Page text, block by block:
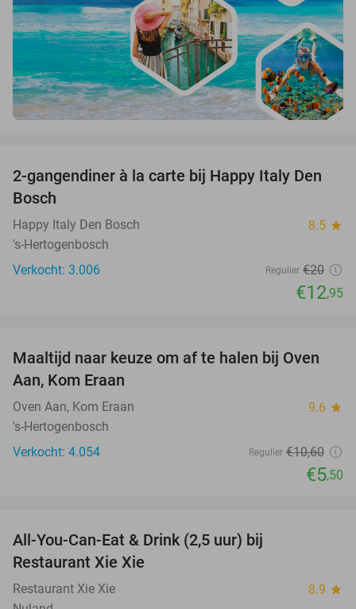
35%
2-gangendiner à la carte bij Happy Italy Den
Bosch
Happy Italy Den Bosch 8.5 star
's-Hertogenbosch
Verkocht: 3.006
Regulier €20
€12,95
48%
Maaltijd naar keuze om af te halen bij Oven
Aan, Kom Eraan
Oven Aan, Kom Eraan 9.6 star
's-Hertogenbosch
Verkocht: 4.054
Regulier €10,60
€5,50
All-You-Can-Eat & Drink (2,5 uur) bij
Restaurant Xie Xie
Restaurant Xie Xie 8.9 star